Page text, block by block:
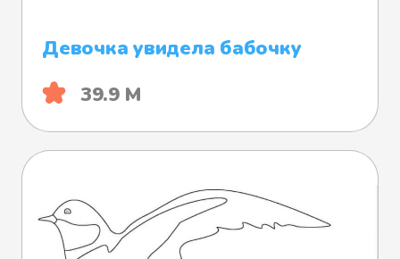
Девочка увидела бабочку
39.9 М